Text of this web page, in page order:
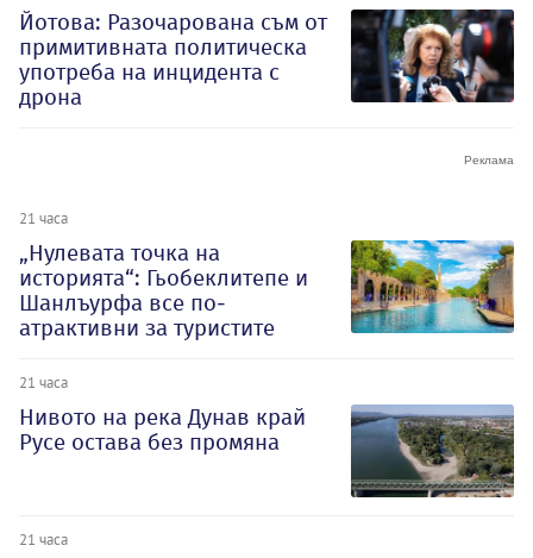
Йотова: Разочарована съм от
примитивната политическа
употреба на инцидента с
дрона
21 часа
„Нулевата точка на
историята“: Гьобеклитепе и
Шанлъурфа все по-
атрактивни за туристите
21 часа
Нивото на река Дунав край
Русе остава без промяна
21 часа